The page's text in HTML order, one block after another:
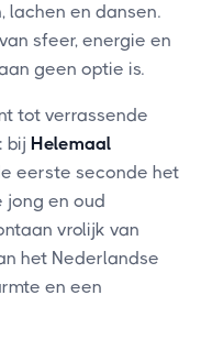
lachen en dansen.
sfeer, energie en
geen optie is.
tot verrassende
bij Helemaal
eerste seconde het
jong en oud
vrolijk van
het Nederlandse
en een